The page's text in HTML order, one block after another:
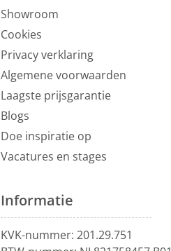
Showroom
Cookies
Privacy verklaring
Algemene voorwaarden
Laagste prijsgarantie
Blogs
Doe inspiratie op
Vacatures en stages
Informatie
KVK-nummer: 201.29.751